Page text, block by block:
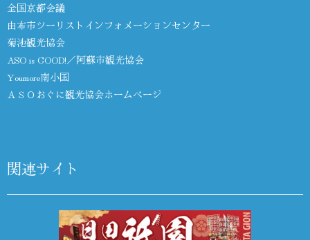
全国京都会議
由布市ツーリストインフォメーションセンター
菊池観光協会
ASO is GOOD!／阿蘇市観光協会
Youmore南小国
ＡＳＯおぐに観光協会ホームページ
関連サイト